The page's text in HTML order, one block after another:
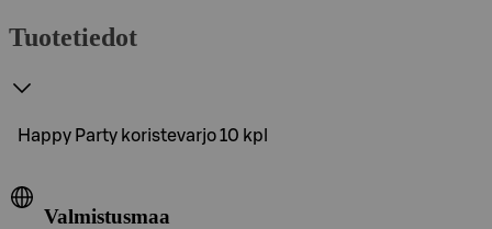
Tuotetiedot
Happy Party koristevarjo 10 kpl
Valmistusmaa